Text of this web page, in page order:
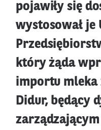
pojawiły się
wystosował je
który żąda
importu mleka
Didur, będący